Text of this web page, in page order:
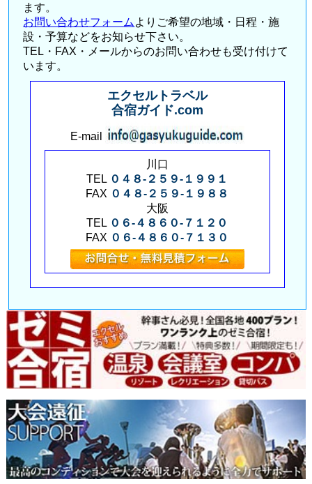
ます。
お問い合わせフォーム よりご希望の地域・日程・施
設・予算などをお知らせ下さい。
TEL・FAX・メールからのお問い合わせも受け付けて
います。
エクセルトラベル
合宿ガイド.com
E-mail
川口
TEL ０４８-２５９-１９９１
FAX ０４８-２５９-１９８８
大阪
TEL ０６-４８６０-７１２０
FAX ０６-４８６０-７１３０